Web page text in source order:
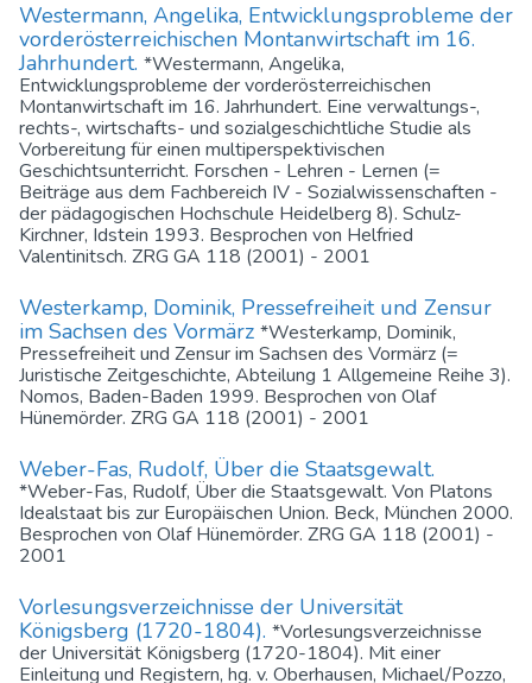
Westermann, Angelika, Entwicklungsprobleme der
vorderösterreichischen Montanwirtschaft im 16.
Jahrhundert. *Westermann, Angelika,
Entwicklungsprobleme der vorderösterreichischen
Montanwirtschaft im 16. Jahrhundert. Eine verwaltungs-,
rechts-, wirtschafts- und sozialgeschichtliche Studie als
Vorbereitung für einen multiperspektivischen
Geschichtsunterricht. Forschen - Lehren - Lernen (=
Beiträge aus dem Fachbereich IV - Sozialwissenschaften -
der pädagogischen Hochschule Heidelberg 8). Schulz-
Kirchner, Idstein 1993. Besprochen von Helfried
Valentinitsch. ZRG GA 118 (2001) - 2001
Westerkamp, Dominik, Pressefreiheit und Zensur
im Sachsen des Vormärz *Westerkamp, Dominik,
Pressefreiheit und Zensur im Sachsen des Vormärz (=
Juristische Zeitgeschichte, Abteilung 1 Allgemeine Reihe 3).
Nomos, Baden-Baden 1999. Besprochen von Olaf
Hünemörder. ZRG GA 118 (2001) - 2001
Weber-Fas, Rudolf, Über die Staatsgewalt.
*Weber-Fas, Rudolf, Über die Staatsgewalt. Von Platons
Idealstaat bis zur Europäischen Union. Beck, München 2000.
Besprochen von Olaf Hünemörder. ZRG GA 118 (2001) -
2001
Vorlesungsverzeichnisse der Universität
Königsberg (1720-1804). *Vorlesungsverzeichnisse
der Universität Königsberg (1720-1804). Mit einer
Einleitung und Registern, hg. v. Oberhausen, Michael/Pozzo,